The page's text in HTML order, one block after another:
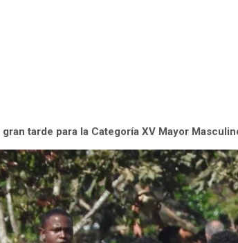
tarde para la Categoría XV Mayor